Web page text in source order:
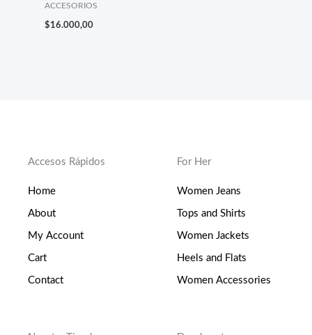
ACCESORIOS
$16.000,00
Accesos Rápidos
Home
About
My Account
Cart
Contact
For Her
Women Jeans
Tops and Shirts
Women Jackets
Heels and Flats
Women Accessories